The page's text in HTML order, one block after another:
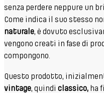
senza perdere neppure un
Come indica il suo stesso
naturale, è dovuto
vengono creati in fase di
compongono.
Questo prodotto,
vintage, quindi classico, ha